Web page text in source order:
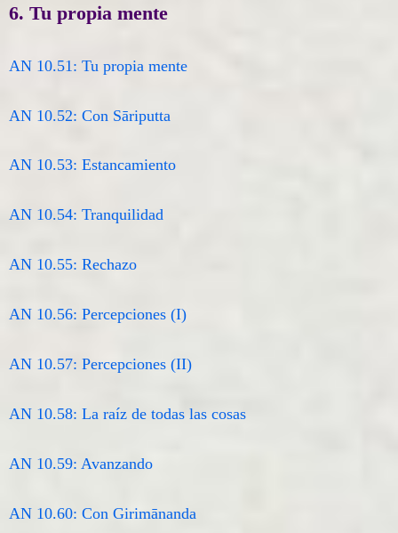
6. Tu propia mente
AN 10.51: Tu propia mente
AN 10.52: Con Sāriputta
AN 10.53: Estancamiento
AN 10.54: Tranquilidad
AN 10.55: Rechazo
AN 10.56: Percepciones (I)
AN 10.57: Percepciones (II)
AN 10.58: La raíz de todas las cosas
AN 10.59: Avanzando
AN 10.60: Con Girimānanda